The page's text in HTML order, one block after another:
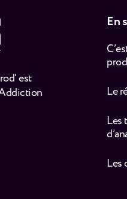
est
En
Le
Les
Les